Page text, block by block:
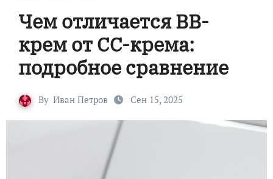
Чем отличается BB-
крем от CC-крема:
подробное сравнение
By Иван Петров Сен 15, 2025